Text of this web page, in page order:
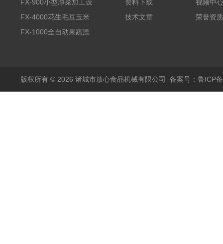
全自动气泡清洗机
FX-900小型净菜加工设
备野菜清洗机
FX-4000花生毛豆玉米
蒸煮漂烫机
FX-1000全自动果蔬漂
资料下载
技术文章
视频中心
荣誉资质
版权所有 © 2026 诸城市放心食品机械有限公司 备案号：鲁ICP